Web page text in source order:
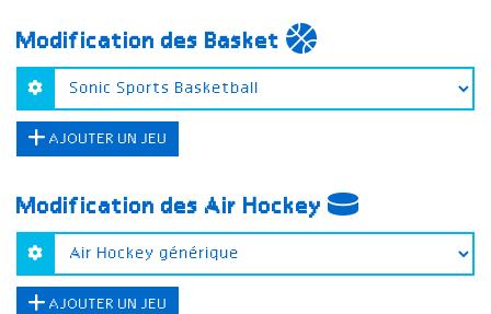
Modification des Basket
AJOUTER UN JEU
Modification des Air Hockey
AJOUTER UN JEU